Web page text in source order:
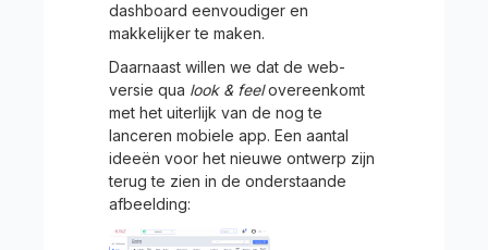
dashboard eenvoudiger en
makkelijker te maken.
Daarnaast willen we dat de web-
versie qua look & feelovereenkomt
met het uiterlijk van de nog te
lanceren mobiele app. Een aantal
ideeën voor het nieuwe ontwerp zijn
terug te zien in de onderstaande
afbeelding: